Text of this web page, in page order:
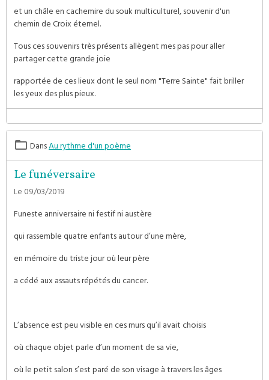
et un châle en cachemire du souk multiculturel, souvenir d'un
chemin de Croix éternel.
Tous ces souvenirs très présents allègent mes pas pour aller
partager cette grande joie
rapportée de ces lieux dont le seul nom "Terre Sainte" fait briller
les yeux des plus pieux.
DansAu rythme d'un poème
Le funéversaire
Le 09/03/2019
Funeste anniversaire ni festif ni austère
qui rassemble quatre enfants autour d’une mère,
en mémoire du triste jour où leur père
a cédé aux assauts répétés du cancer.
L’absence est peu visible en ces murs qu’il avait choisis
où chaque objet parle d’un moment de sa vie,
où le petit salon s’est paré de son visage à travers les âges